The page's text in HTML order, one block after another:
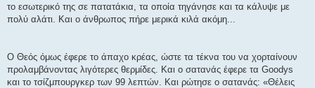
το εσωτερικό της σε πατατάκια, τα οποία τηγάνησε και τα κάλυψε με
πολύ αλάτι. Και ο άνθρωπος πήρε μερικά κιλά ακόμη...
Ο Θεός όμως έφερε το άπαχο κρέας, ώστε τα τέκνα του να χορταίνουν
προλαμβάνοντας λιγότερες θερμίδες. Και ο σατανάς έφερε τα Goodys
και το τσίζμπουργκερ των 99 λεπτών. Και ρώτησε ο σατανάς: «Θέλεις